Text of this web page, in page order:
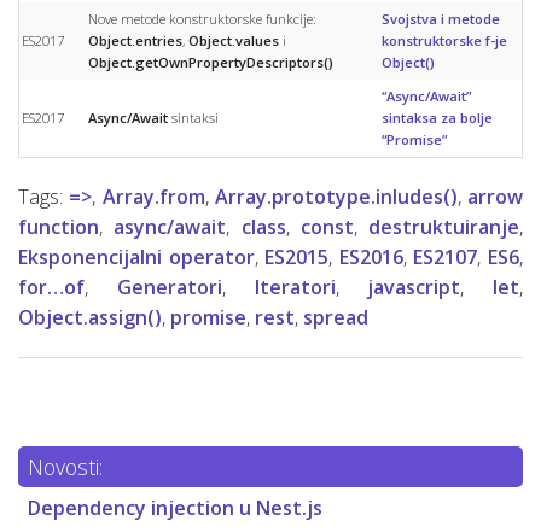
ES2017
Nove metode konstruktorske funkcije:
Object.entries, Object.values i
Object.getOwnPropertyDescriptors()
Svojstva i metode
konstruktorske f-je
Object()
ES2017 Async/Await sintaksi
“Async/Await”
sintaksa za bolje
“Promise”
Tags: =>, Array.from, Array.prototype.inludes(), arrow
function, async/await, class, const, destruktuiranje,
Eksponencijalni operator, ES2015, ES2016, ES2107, ES6,
for…of, Generatori, Iteratori, javascript, let,
Object.assign(), promise, rest, spread
Novosti:
Dependency injection u Nest.js